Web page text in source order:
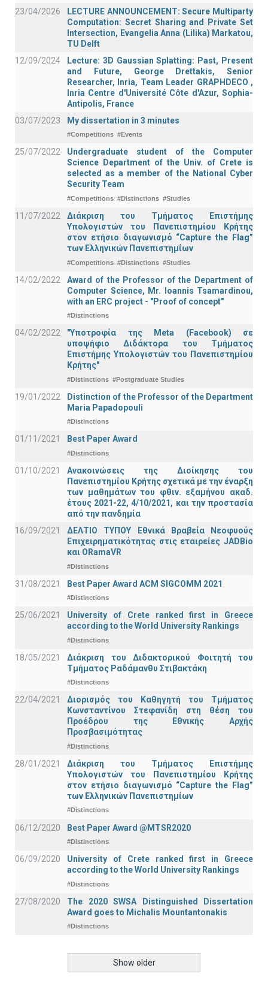
23/04/2026
LECTURE ANNOUNCEMENT: Secure Multiparty
Computation: Secret Sharing and Private Set
Intersection, Evangelia Anna (Lilika) Markatou,
TU Delft
12/09/2024
Lecture: 3D Gaussian Splatting: Past, Present
and Future, George Drettakis, Senior
Researcher, Inria, Team Leader GRAPHDECO ,
Inria Centre d'Université Côte d'Azur, Sophia-
Antipolis, France
03/07/2023
My dissertation in 3 minutes
#Competitions #Events
25/07/2022
Undergraduate student of the Computer
Science Department of the Univ. of Crete is
selected as a member of the National Cyber
Security Team
#Competitions #Distinctions #Studies
11/07/2022
Διάκριση του Τμήματος Επιστήμης
Υπολογιστών του Πανεπιστημίου Κρήτης
στον ετήσιο διαγωνισμό “Capture the Flag”
των Ελληνικών Πανεπιστημίων
#Competitions #Distinctions #Studies
14/02/2022
Award of the Professor of the Department of
Computer Science, Mr. Ioannis Tsamardinou,
with an ERC project - "Proof of concept"
#Distinctions
04/02/2022
"Υποτροφία της Meta (Facebook) σε
υποψήφιο Διδάκτορα του Τμήματος
Επιστήμης Υπολογιστών του Πανεπιστημίου
Κρήτης"
#Distinctions #Postgraduate Studies
19/01/2022
Distinction of the Professor of the Department
Maria Papadopouli
#Distinctions
01/11/2021 Best Paper Award
#Distinctions
01/10/2021
Ανακοινώσεις της Διοίκησης του
Πανεπιστημίου Κρήτης σχετικά με την έναρξη
των μαθημάτων του φθιν. εξαμήνου ακαδ.
έτους 2021-22, 4/10/2021, και την προστασία
από την πανδημία
16/09/2021
ΔΕΛΤΙΟ ΤΥΠΟΥ Εθνικά Βραβεία Νεοφυούς
Επιχειρηματικότητας στις εταιρείες JADBio
και ORamaVR
#Distinctions
31/08/2021 Best Paper Award ACM SIGCOMM 2021
#Distinctions
25/06/2021
University of Crete ranked first in Greece
according to the World University Rankings
#Distinctions
18/05/2021
Διάκριση του Διδακτορικού Φοιτητή του
Τμήματος Ραδάμανθυ Στιβακτάκη
#Distinctions
22/04/2021
Διορισμός του Καθηγητή του Τμήματος
Κωνσταντίνου Στεφανίδη στη θέση του
Προέδρου της Εθνικής Αρχής
Προσβασιμότητας
#Distinctions
28/01/2021
Διάκριση του Τμήματος Επιστήμης
Υπολογιστών του Πανεπιστημίου Κρήτης
στον ετήσιο διαγωνισμό “Capture the Flag”
των Ελληνικών Πανεπιστημίων
#Distinctions
06/12/2020 Best Paper Award @MTSR2020
#Distinctions
06/09/2020
University of Crete ranked first in Greece
according to the World University Rankings
#Distinctions
27/08/2020
The 2020 SWSA Distinguished Dissertation
Award goes to Michalis Mountantonakis
#Distinctions
Show older